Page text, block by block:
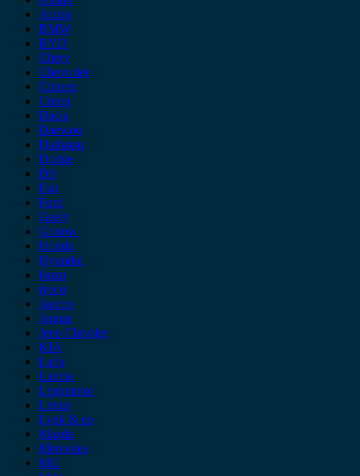
Acura
BMW
BYD
Chery
Chevrolet
Citroen
Cupra
Dacia
Daewoo
Daihatsu
Dodge
DS
Fiat
Ford
Geely
Gonow
Honda
Hyundai
Isuzu
iveco
Jaecoo
Jaguar
Jeep Chrysler
KIA
Lada
Lancia
Leapmotor
Lexus
Lynk & co
Mazda
Mercedes
MG